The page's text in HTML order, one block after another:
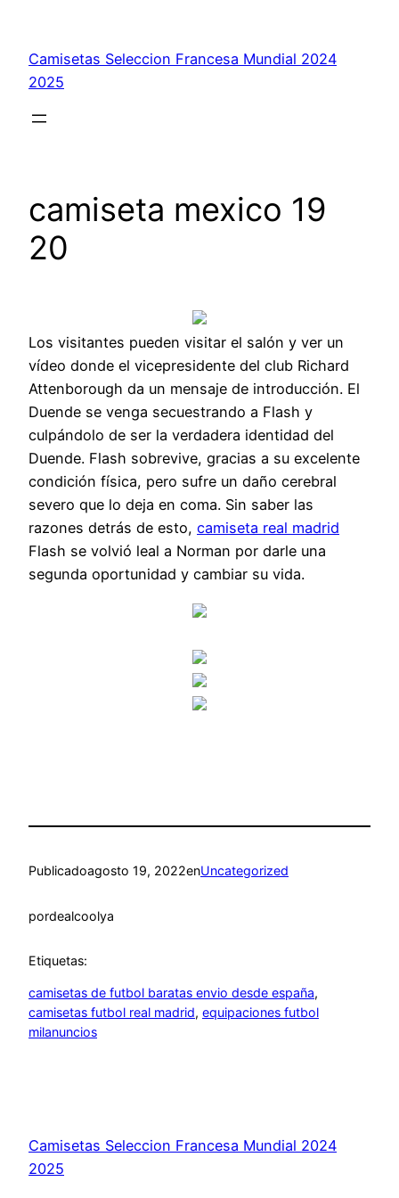
contenido
Camisetas Seleccion Francesa Mundial 2024
2025
camiseta mexico 19
20
Los visitantes pueden visitar el salón y ver un
vídeo donde el vicepresidente del club Richard
Attenborough da un mensaje de introducción. El
Duende se venga secuestrando a Flash y
culpándolo de ser la verdadera identidad del
Duende. Flash sobrevive, gracias a su excelente
condición física, pero sufre un daño cerebral
severo que lo deja en coma. Sin saber las
razones detrás de esto, camiseta real madrid
Flash se volvió leal a Norman por darle una
segunda oportunidad y cambiar su vida.
Publicadoagosto 19, 2022enUncategorized
pordealcoolya
Etiquetas:
camisetas de futbol baratas envio desde españa
camisetas futbol real madrid, equipaciones futbol
milanuncios
Camisetas Seleccion Francesa Mundial 2024
2025